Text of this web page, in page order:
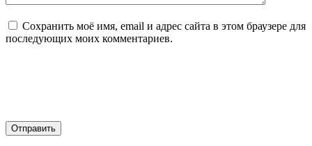
Сохранить моё имя, email и адрес сайта в этом браузере для
последующих моих комментариев.